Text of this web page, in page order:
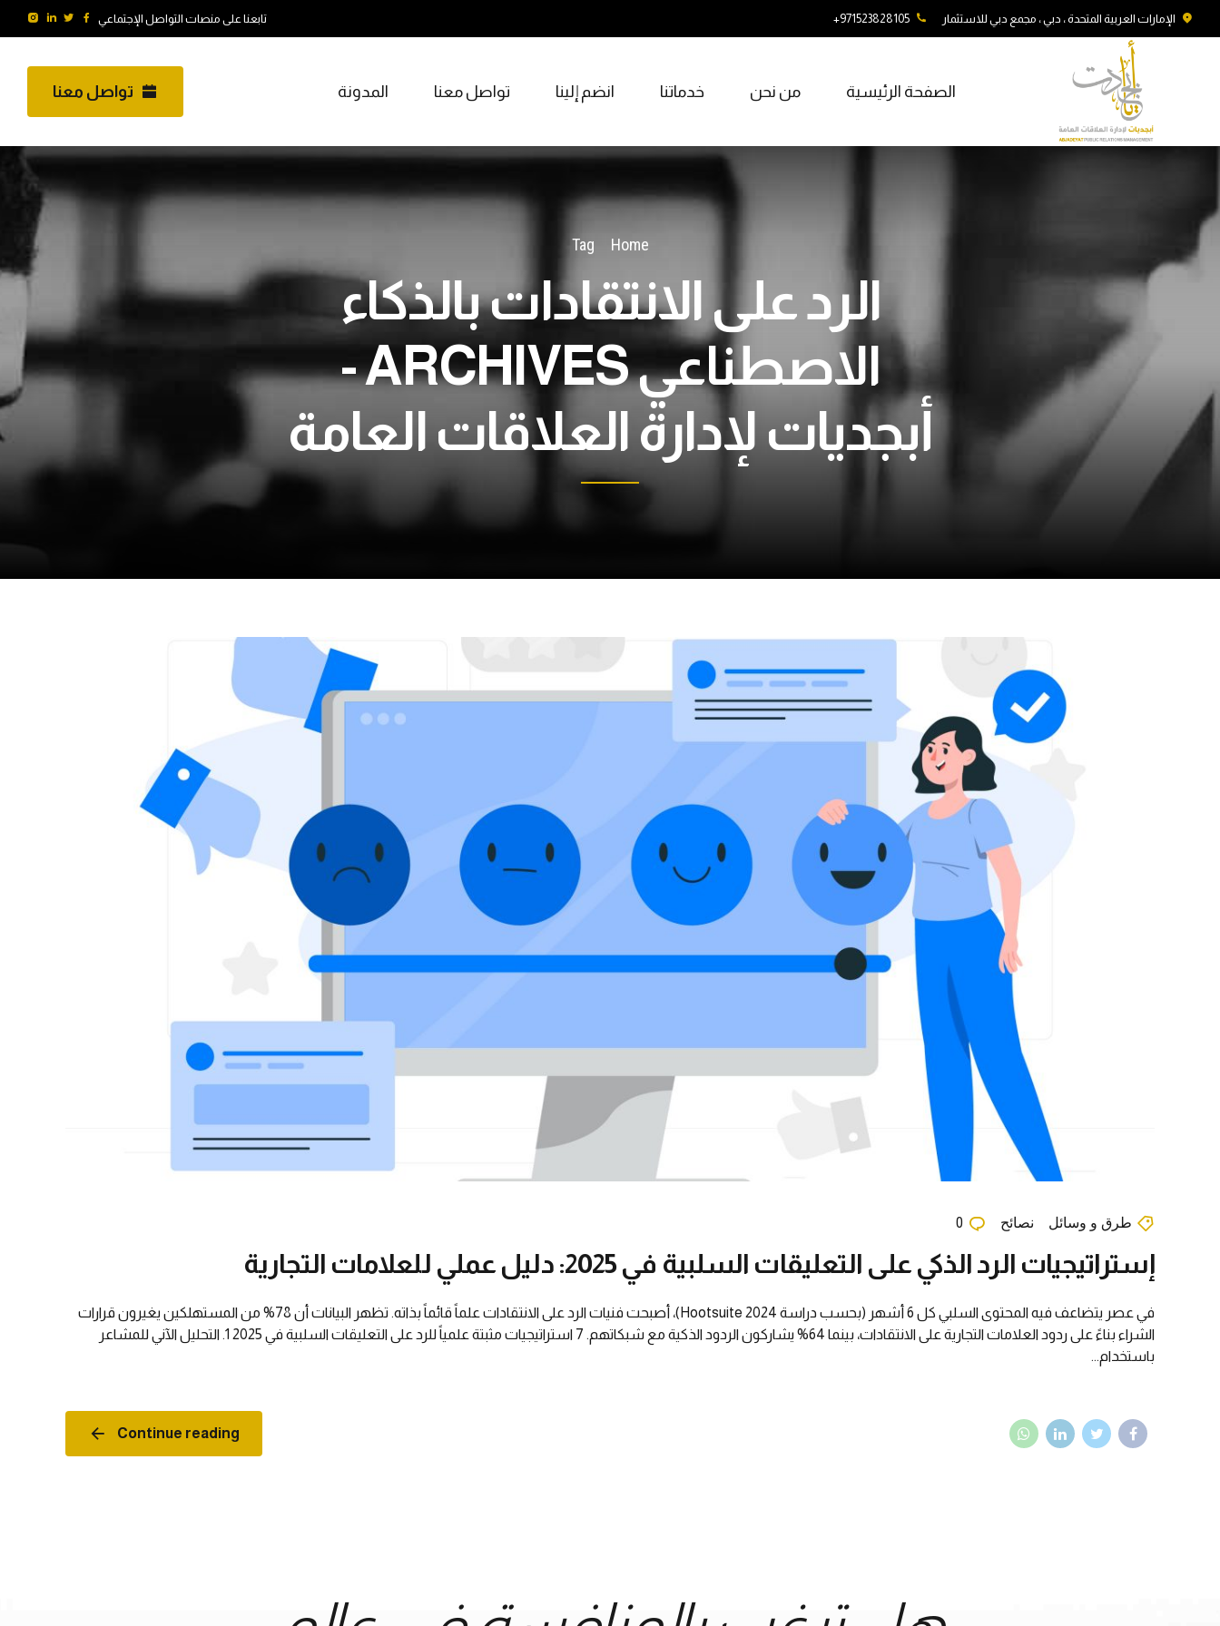
الإمارات العربية المتحدة ، دبي ، مجمع دبي للاستثمار 971523828105+ تابعنا على منصات التواصل الإجتماعي
تواصل معنا الصفحة الرئيسية من نحن خدماتنا انضم إلينا تواصل معنا المدونة
Home
Tag
الرد على الانتقادات بالذكاء
الاصطناعي ARCHIVES -
أبجديات لإدارة العلاقات العامة
طرق و وسائل نصائح 0
إستراتيجيات الرد الذكي على التعليقات السلبية في 2025: دليل عملي للعلامات التجارية
في عصر يتضاعف فيه المحتوى السلبي كل 6 أشهر (بحسب دراسة Hootsuite 2024)، أصبحت فنيات الرد على الانتقادات علماً قائماً بذاته. تظهر البيانات أن 78% من المستهلكين يغيرون قرارات
الشراء بناءً على ردود العلامات التجارية على الانتقادات، بينما 64% يشاركون الردود الذكية مع شبكاتهم. 7 استراتيجيات مثبتة علمياً للرد على التعليقات السلبية في 2025 1. التحليل الآني للمشاعر
باستخدام...
Continue reading